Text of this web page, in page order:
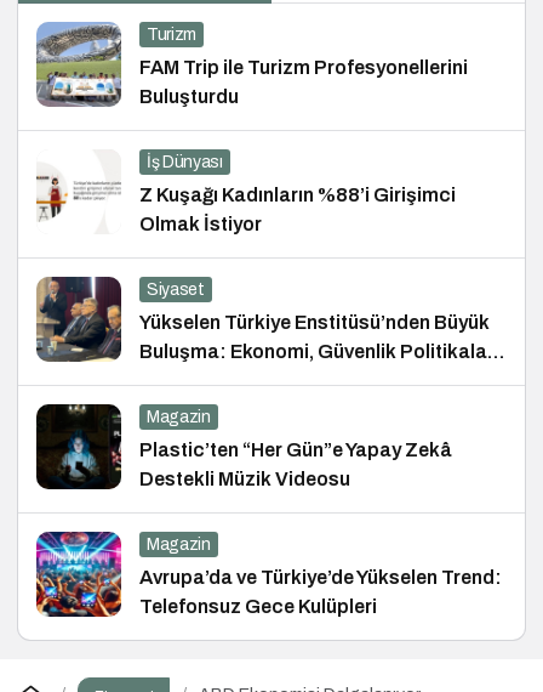
Turizm
FAM Trip ile Turizm Profesyonellerini
Buluşturdu
İş Dünyası
Z Kuşağı Kadınların %88’i Girişimci
Olmak İstiyor
Siyaset
Yükselen Türkiye Enstitüsü’nden Büyük
Buluşma: Ekonomi, Güvenlik Politikaları
ve Hukuk Konferansı
Magazin
Plastic’ten “Her Gün”e Yapay Zekâ
Destekli Müzik Videosu
Magazin
Avrupa’da ve Türkiye’de Yükselen Trend:
Telefonsuz Gece Kulüpleri